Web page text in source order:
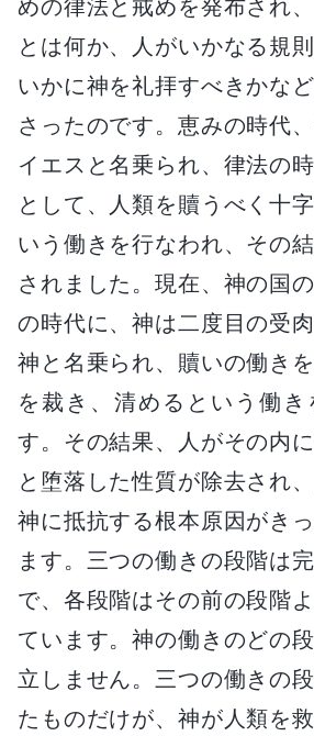
めの律法と戒めを発布され
とは何か、人がいかなる規
いかに神を礼拝すべきかな
さったのです。恵みの時代
イエスと名乗られ、律法の
として、人類を贖うべく十
いう働きを行なわれ、その
されました。現在、神の国
の時代に、神は二度目の受
神と名乗られ、贖いの働き
を裁き、清めるという働き
す。その結果、人がその内
と堕落した性質が除去され
神に抵抗する根本原因がき
ます。三つの働きの段階は
で、各段階はその前の段階
ています。神の働きのどの
立しません。三つの働きの
たものだけが、神が人類を